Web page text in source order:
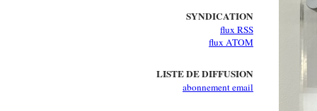
SYNDICATION
flux RSS
flux ATOM
LISTE DE DIFFUSION
abonnement email